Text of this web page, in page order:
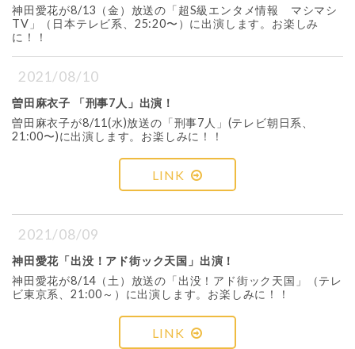
神田愛花が8/13（金）放送の「超S級エンタメ情報 マシマシ
TV」（日本テレビ系、25:20〜）に出演します。お楽しみ
に！！
2021/08/10
曽田麻衣子 「刑事7人」出演！
曽田麻衣子が8/11(水)放送の「刑事7人」(テレビ朝日系、
21:00〜)に出演します。お楽しみに！！
LINK
2021/08/09
神田愛花「出没！アド街ック天国」出演！
神田愛花が8/14（土）放送の「出没！アド街ック天国」（テレ
ビ東京系、21:00～）に出演します。お楽しみに！！
LINK